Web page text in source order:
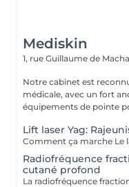
Mediskin
1, rue Guillaume de
Notre cabinet est
médicale, avec un fort
équipements de pointe
Lift laser Yag:
Radiofréquence
cutané profond